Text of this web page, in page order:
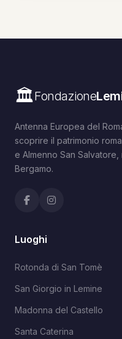
🏛️Fondazione
Antenna Europea del
scoprire il patrimonio
e Almenno San
Bergamo.
Luoghi
Rotonda di San Tomè
San Giorgio in Lemine
Madonna del Castello
Santa Caterina